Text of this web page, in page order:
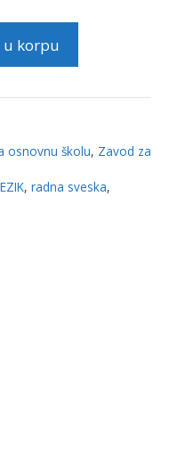
u korpu
osnovnu školu, Zavod za
, radna sveska,